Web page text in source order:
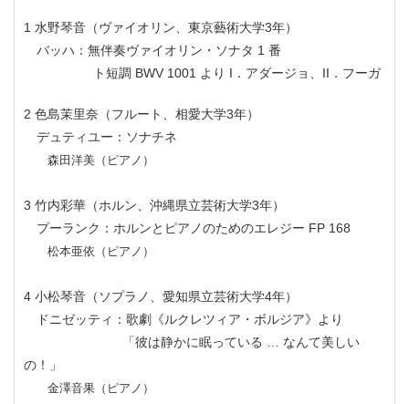
1 水野琴音（ヴァイオリン、東京藝術大学3年）
バッハ：無伴奏ヴァイオリン・ソナタ 1 番
ト短調 BWV 1001 より I．アダージョ、II．フーガ
2 色島茉里奈（フルート、相愛大学3年）
デュティユー：ソナチネ
森田洋美（ピアノ）
3 竹内彩華（ホルン、沖縄県立芸術大学3年）
プーランク：ホルンとピアノのためのエレジー FP 168
松本亜依（ピアノ）
4 小松琴音（ ソプラノ、愛知県立芸術大学4年）
ドニゼッティ：歌劇《ルクレツィア・ボルジア》より
「彼は静かに眠っている … なんて美しい
の！」
金澤音果（ピアノ）